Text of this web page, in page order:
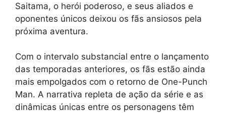
Saitama, o herói poderoso, e seus aliados e
oponentes únicos deixou os fãs ansiosos pela
próxima aventura.
Com o intervalo substancial entre o lançamento
das temporadas anteriores, os fãs estão ainda
mais empolgados com o retorno de One-Punch
Man. A narrativa repleta de ação da série e as
dinâmicas únicas entre os personagens têm